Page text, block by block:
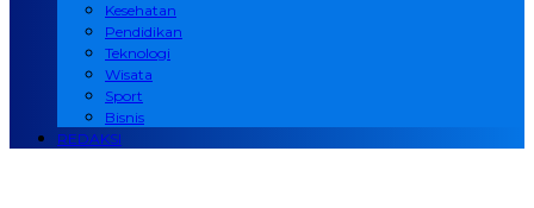
Kesehatan
Pendidikan
Teknologi
Wisata
Sport
Bisnis
REDAKSI